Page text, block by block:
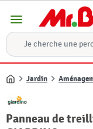
menu
Accueil
Jardin
Panneau de